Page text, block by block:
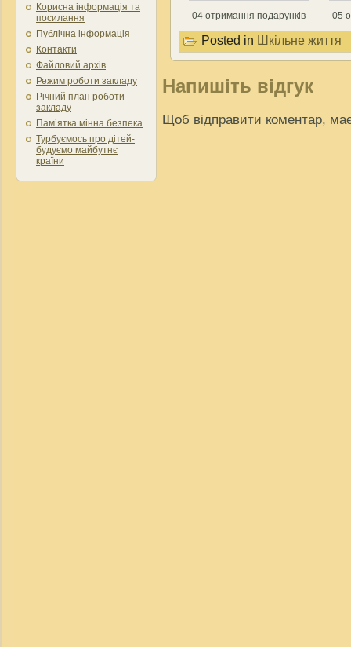
Корисна інформація та
посилання
Публічна інформація
Контакти
Файловий архів
Режим роботи закладу
Річний план роботи
закладу
Пам’ятка мінна безпека
Турбуємось про дітей-
будуємо майбутнє
країни
04 отримання подарунків 05
Posted in Шкільне життя
Напишіть відгук
Щоб відправити коментар,